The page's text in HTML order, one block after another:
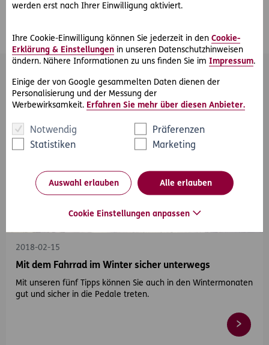
werden erst nach Ihrer Einwilligung aktiviert.
Ihre Cookie-Einwilligung können Sie jederzeit in den Cookie-
Erklärung & Einstellungen in unseren Datenschutzhinweisen
ändern. Nähere Informationen zu uns finden Sie im Impressum.
Einige der von Google gesammelten Daten dienen der
Personalisierung und der Messung der
Werbewirksamkeit. Erfahren Sie mehr über diesen Anbieter.
Notwendig
Präferenzen
Statistiken
Marketing
Auswahl erlauben Alle erlauben
Cookie Einstellungen anpassen
Das könnte Sie auch interessieren
#Fahrrad
2018-02-15
Mit dem Fahrrad im Winter sicher unterwegs
Mit unseren fünf Tipps können Sie auch in den Wintermonaten
gut und sicher in die Pedale treten.